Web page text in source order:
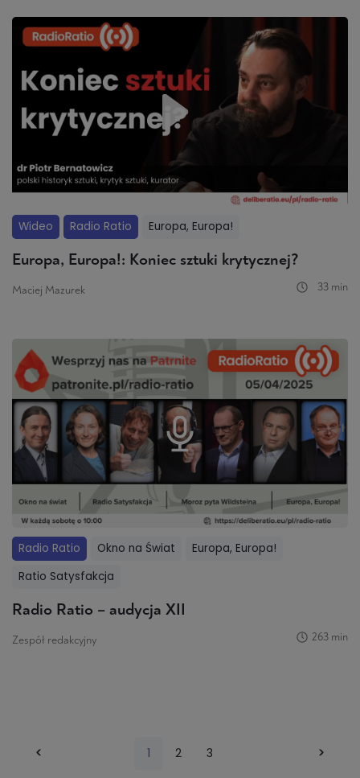
Wideo Radio Ratio Europa, Europa!
Europa, Europa!: Koniec sztuki krytycznej?
Maciej Mazurek 33 min
Radio Ratio Okno na Świat
Europa, Europa!
Ratio Satysfakcja
Radio Ratio – audycja XII
Zespół redakcyjny 263 min
< 1 2 3 >